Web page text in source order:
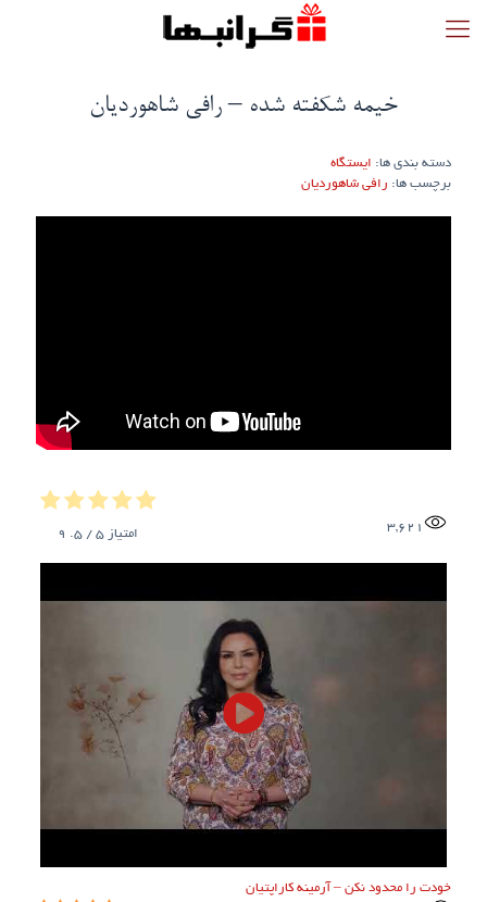
خیمه شکفته شده – رافی شاهوردیان
دسته بندی ها: ایستگاه
برچسب ها: رافی شاهوردیان
3,621 امتیاز 5
/ 5.
9
خودت را محدود نکن – آرمینه کاراپتیان